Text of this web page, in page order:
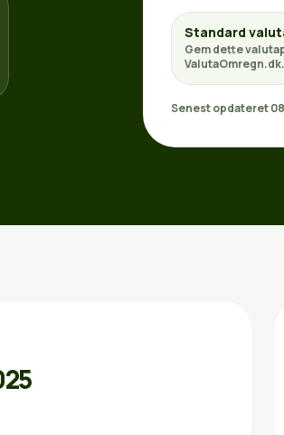
Standard
Gem dette
ValutaOmregn.dk.
Senest opdateret